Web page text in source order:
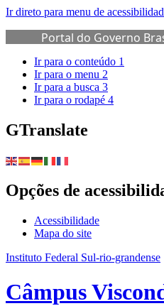
Ir direto para menu de
Portal do Governo
Ir para o conteúdo 1
Ir para o menu 2
Ir para a busca 3
Ir para o rodapé 4
GTranslate
Opções de
Acessibilidade
Mapa do site
Instituto Federal Sul-rio-grandense
Câmpus